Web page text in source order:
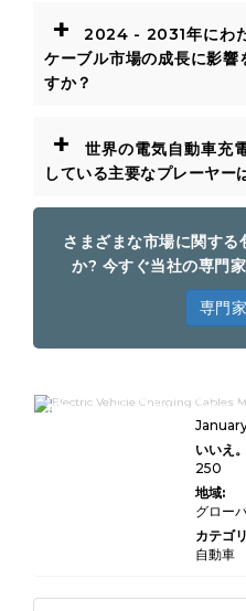
+
2024 - 2031年にわ
ケーブル市場の成長に影
すか？
+
世界の電気自動車充
している主要なプレーヤー
さまざまな市場に関す
か? 今すぐ当社の専門
専門
グローバル電気自動車充電ケーブ
規模、シェア、成長および業界
イプ（AC充電ケーブル、DC充
ル）、アプリケーション（住宅、
公共インフラストラクチャ）、
いいえ
250
地域:
グロー
カテゴ
自動車